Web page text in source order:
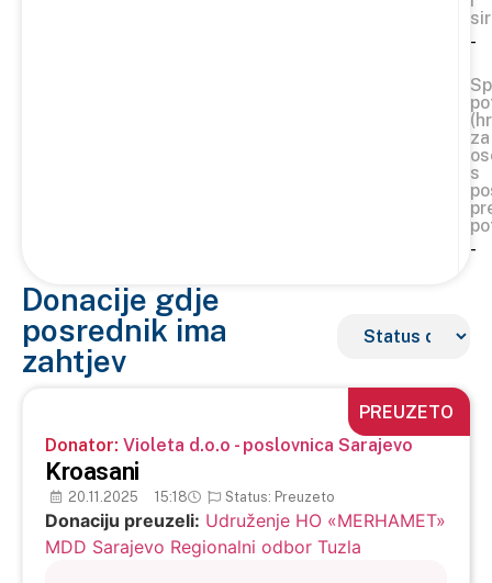
-
za
s
-
Donacije gdje
posrednik ima
zahtjev
PREUZETO
Donator: Violeta d.o.o - poslovnica Sarajevo
Kroasani
20.11.2025 15:18 Status: Preuzeto
Donaciju preuzeli: Udruženje HO «MERHAMET»
MDD Sarajevo Regionalni odbor Tuzla